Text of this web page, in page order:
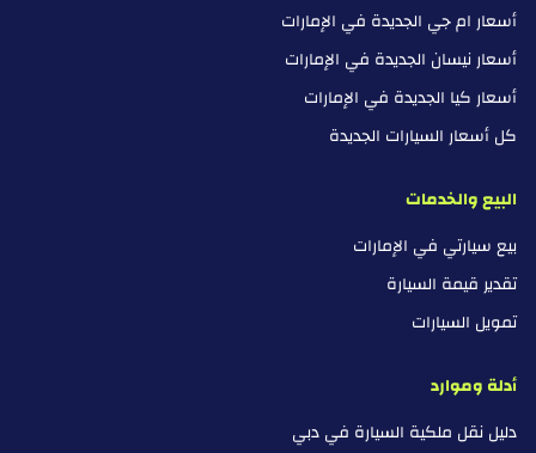
أسعار ام جي الجديدة في الإمارات
أسعار نيسان الجديدة في الإمارات
أسعار كيا الجديدة في الإمارات
كل أسعار السيارات الجديدة
البيع والخدمات
بيع سيارتي في الإمارات
تقدير قيمة السيارة
تمويل السيارات
أدلة وموارد
دليل نقل ملكية السيارة في دبي